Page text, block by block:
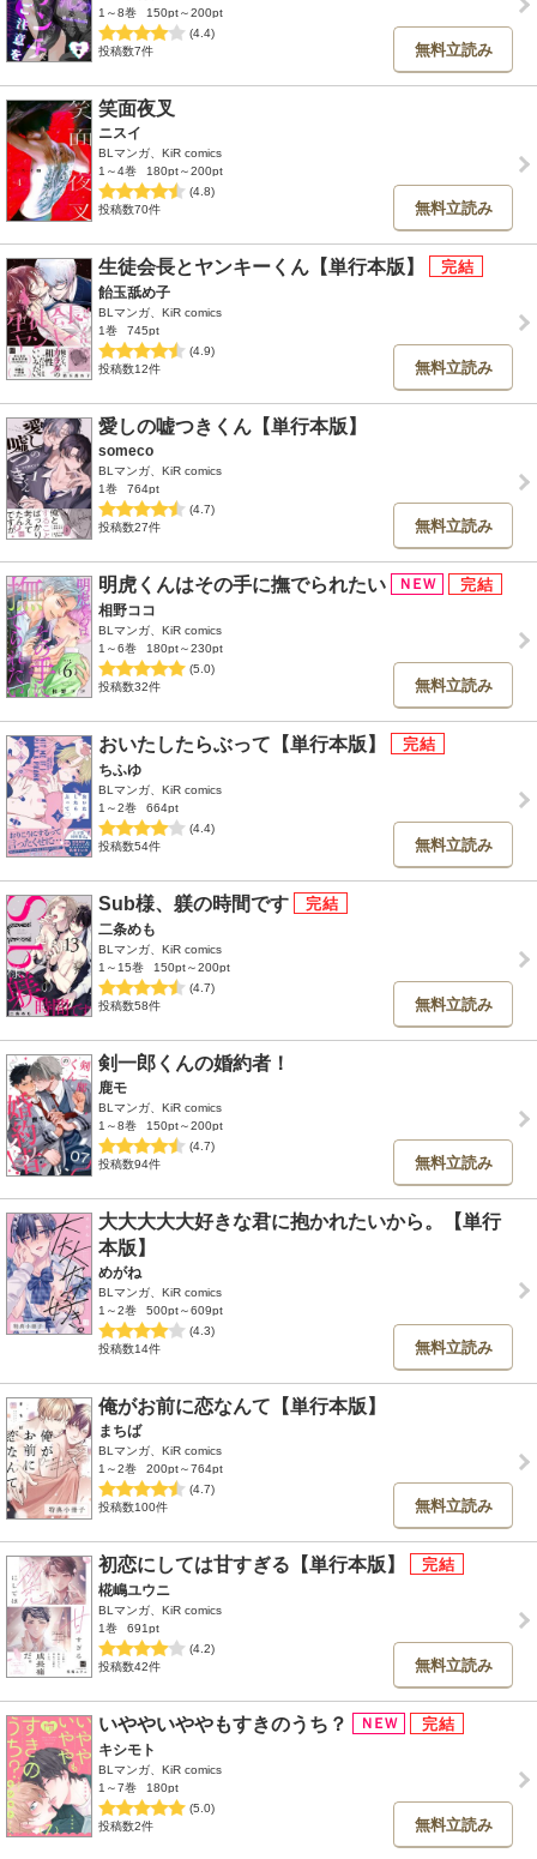
1～8巻
150pt～200pt
(4.4)
投稿数7件
無料立読み
笑面夜叉
ニスイ
BLマンガ、KiR comics
1～4巻
180pt～200pt
(4.8)
投稿数70件
無料立読み
生徒会長とヤンキーくん【単行本版】
飴玉舐め子
BLマンガ、KiR comics
1巻
745pt
(4.9)
投稿数12件
無料立読み
愛しの嘘つきくん【単行本版】
someco
BLマンガ、KiR comics
1巻
764pt
(4.7)
投稿数27件
無料立読み
明虎くんはその手に撫でられたい
相野ココ
BLマンガ、KiR comics
1～6巻
180pt～230pt
(5.0)
投稿数32件
無料立読み
おいたしたらぶって【単行本版】
ちふゆ
BLマンガ、KiR comics
1～2巻
664pt
(4.4)
投稿数54件
無料立読み
Sub様、躾の時間です
二条めも
BLマンガ、KiR comics
1～15巻
150pt～200pt
(4.7)
投稿数58件
無料立読み
剣一郎くんの婚約者！
鹿モ
BLマンガ、KiR comics
1～8巻
150pt～200pt
(4.7)
投稿数94件
無料立読み
大大大大大好きな君に抱かれたいから。【単行
本版】
めがね
BLマンガ、KiR comics
1～2巻
500pt～609pt
(4.3)
投稿数14件
無料立読み
俺がお前に恋なんて【単行本版】
まちば
BLマンガ、KiR comics
1～2巻
200pt～764pt
(4.7)
投稿数100件
無料立読み
初恋にしては甘すぎる【単行本版】
椛嶋ユウニ
BLマンガ、KiR comics
1巻
691pt
(4.2)
投稿数42件
無料立読み
いややいややもすきのうち？
キシモト
BLマンガ、KiR comics
1～7巻
180pt
(5.0)
投稿数2件
無料立読み